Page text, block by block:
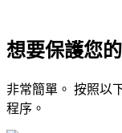
想要保護您
非常簡單。 按照以
程序。